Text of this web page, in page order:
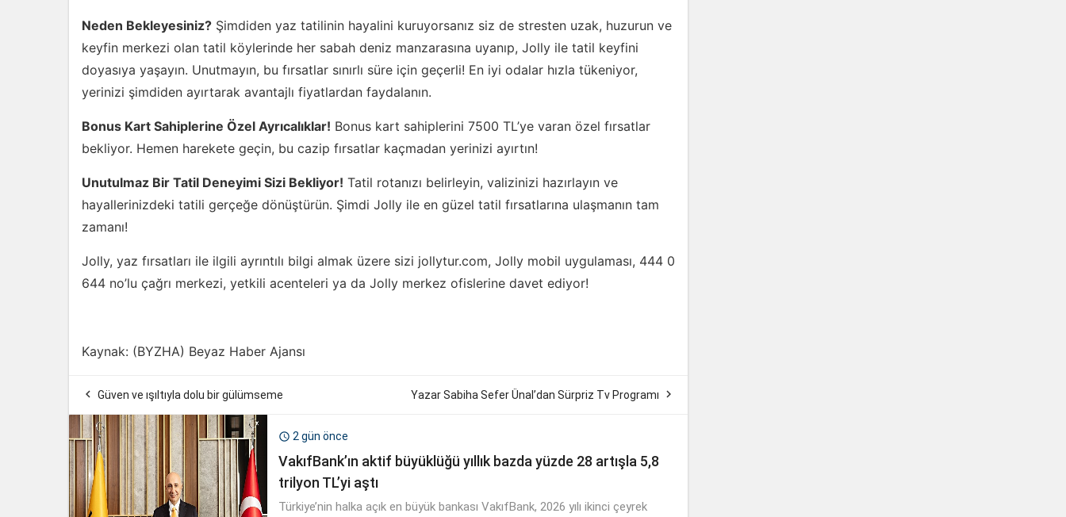
Neden Bekleyesiniz? Şimdiden yaz tatilinin hayalini kuruyorsanız siz de stresten uzak, huzurun ve
keyfin merkezi olan tatil köylerinde her sabah deniz manzarasına uyanıp, Jolly ile tatil keyfini
doyasıya yaşayın. Unutmayın, bu fırsatlar sınırlı süre için geçerli! En iyi odalar hızla tükeniyor,
yerinizi şimdiden ayırtarak avantajlı fiyatlardan faydalanın.
Bonus Kart Sahiplerine Özel Ayrıcalıklar! Bonus kart sahiplerini 7500 TL’ye varan özel fırsatlar
bekliyor. Hemen harekete geçin, bu cazip fırsatlar kaçmadan yerinizi ayırtın!
Unutulmaz Bir Tatil Deneyimi Sizi Bekliyor! Tatil rotanızı belirleyin, valizinizi hazırlayın ve
hayallerinizdeki tatili gerçeğe dönüştürün. Şimdi Jolly ile en güzel tatil fırsatlarına ulaşmanın tam
zamanı!
Jolly, yaz fırsatları ile ilgili ayrıntılı bilgi almak üzere sizi jollytur.com, Jolly mobil uygulaması, 444 0
644 no’lu çağrı merkezi, yetkili acenteleri ya da Jolly merkez ofislerine davet ediyor!
Kaynak: (BYZHA) Beyaz Haber Ajansı
 Güven ve ışıltıyla dolu bir gülümseme Yazar Sabiha Sefer Ünal’dan Sürpriz Tv Programı 
 2 gün önce
VakıfBank’ın aktif büyüklüğü yıllık bazda yüzde 28 artışla 5,8
trilyon TL’yi aştı
Türkiye’nin halka açık en büyük bankası VakıfBank, 2026 yılı ikinci çeyrek